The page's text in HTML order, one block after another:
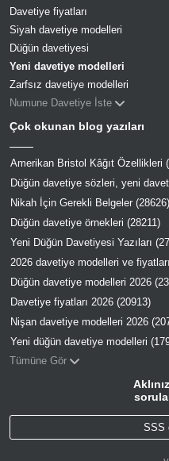
Davetiye fiyatları
Siyah davetiye modelleri
Düğün davetiyesi
Yeni davetiye modelleri
Zarfsız davetiye modelleri
Numune Davetiye İste
Çok okunan blog yazıları
Amerikan Bristol Kâğıt Özellikleri
Düğün davetiye sözleri, yeni
Nikah İçin Gerekli Belgeler (28626)
Düğün davetiye örnekleri (28211)
Yeni Düğün Davetiyesi Yazıları
2026 davetiye modelleri ve
Düğün davetiye modelleri 2026
Davetiye fiyatları 2026 (20913)
Nişan davetiye modelleri 2026
Yeni düğün davetiye modelleri
Tümüne Gör
SSS